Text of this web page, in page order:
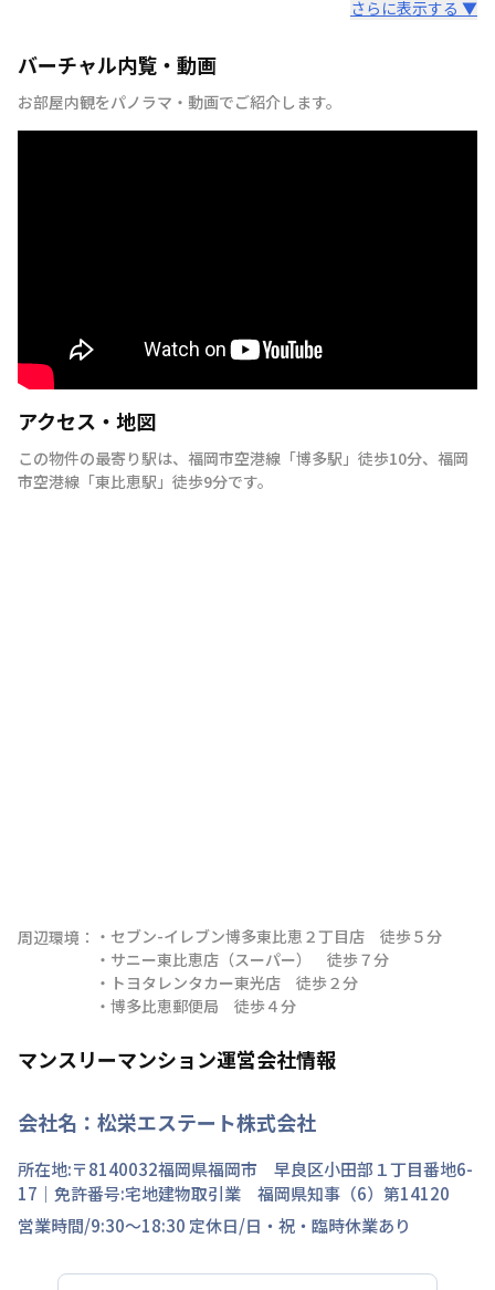
さらに表示する ▼
バーチャル内覧・動画
お部屋内観をパノラマ・動画でご紹介します。
アクセス・地図
この物件の最寄り駅は、 福岡市空港線 「博多駅 」 徒歩10分、 福岡
市空港線 「東比恵駅 」 徒歩9分です。
周辺環境： ・セブン-イレブン博多東比恵２丁目店　徒歩５分
・サニー東比恵店（スーパー）　徒歩７分
・トヨタレンタカー東光店　徒歩２分
・博多比恵郵便局　徒歩４分
マンスリーマンション運営会社情報
会社名： 松栄エステート株式会社
所在地:〒8140032福岡県福岡市 早良区小田部 １丁目番地6-
17 ｜免許番号:宅地建物取引業 福岡県知事（6）第14120
営業時間/9:30～18:30 定休日/日・祝・臨時休業あり